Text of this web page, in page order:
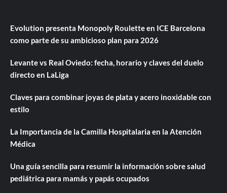
Evolution presenta Monopoly Roulette en ICE Barcelona
como parte de su ambicioso plan para 2026
Levante vs Real Oviedo: fecha, horario y claves del duelo
directo en LaLiga
Claves para combinar joyas de plata y acero inoxidable con
estilo
La Importancia de la Camilla Hospitalaria en la Atención
Médica
Una guía sencilla para resumir la información sobre salud
pediátrica para mamás y papás ocupados